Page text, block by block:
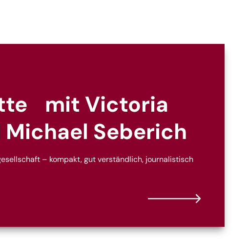
mit Victoria
Seberich
– kompakt, gut verständlich, journalistisch